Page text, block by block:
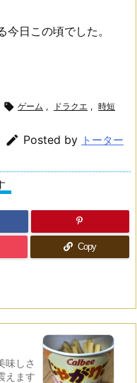
日この頃でした。
 ゲーム , ドラクエ , 時短
 Posted by トーター
Copy
味しさ
えます